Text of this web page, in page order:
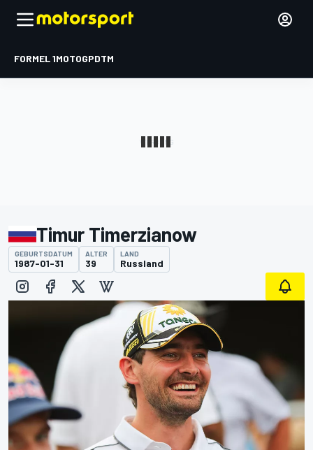
FORMEL 1MOTOGPDTM
Timur Timerzianow
GEBURTSDATUM
1987-01-31
ALTER
39
LAND
Russland